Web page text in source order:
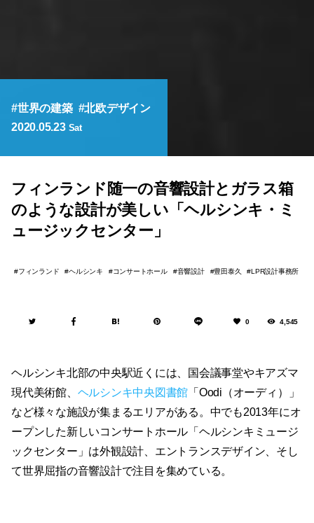
世界の建築
北欧デザイン
2020.05.23 Sat
フィンランド随一の音響設計とガラス箱
のような設計が美しい「ヘルシンキ・ミ
ュージックセンター」
フィンランド ヘルシンキ コンサートホール 音響設計 豊田泰久 LPR設計事務所
0 4,545
ヘルシンキ北部の中央駅近くには、国会議事堂やキアズマ
現代美術館、 ヘルシンキ中央図書館 「Oodi（オーディ）」
など様々な施設が集まるエリアがある。中でも2013年にオ
ープンした新しいコンサートホール「ヘルシンキミュージ
ックセンター」は外観設計、エントランスデザイン、そし
て世界屈指の音響設計で注目を集めている。